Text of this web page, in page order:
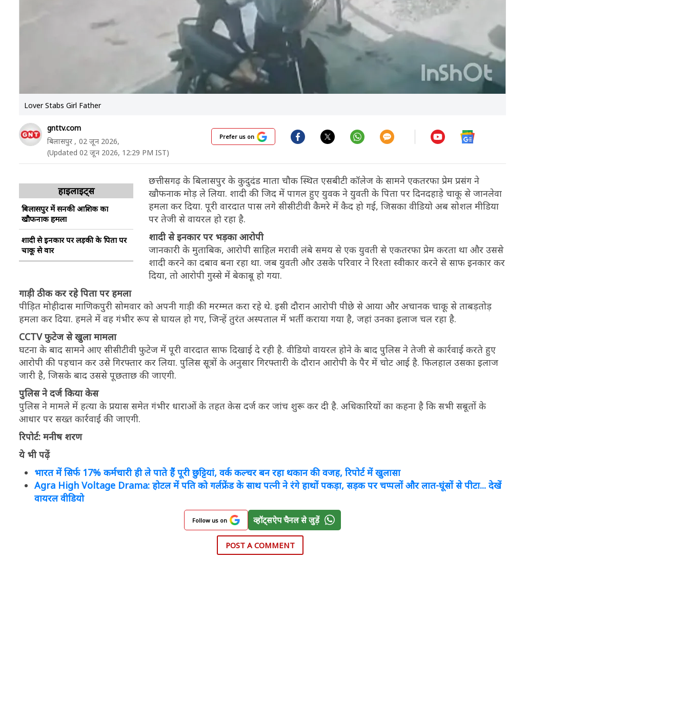
Lover Stabs Girl Father
gnttv.com
बिलासपुर , 02 जून 2026,
(Updated 02 जून 2026, 12:29 PM IST)
Prefer us on
हाइलाइट्स
बिलासपुर में सनकी आशिक का
खौफनाक हमला
शादी से इनकार पर लड़की के पिता पर
चाकू से वार
छत्तीसगढ़ के बिलासपुर के कुदुदंड माता चौक स्थित एसबीटी कॉलेज के सामने एकतरफा प्रेम प्रसंग ने
खौफनाक मोड़ ले लिया. शादी की जिद में पागल हुए युवक ने युवती के पिता पर दिनदहाड़े चाकू से जानलेवा
हमला कर दिया. पूरी वारदात पास लगे सीसीटीवी कैमरे में कैद हो गई, जिसका वीडियो अब सोशल मीडिया
पर तेजी से वायरल हो रहा है.
शादी से इनकार पर भड़का आरोपी
जानकारी के मुताबिक, आरोपी साहिल मरावी लंबे समय से एक युवती से एकतरफा प्रेम करता था और उससे
शादी करने का दबाव बना रहा था. जब युवती और उसके परिवार ने रिश्ता स्वीकार करने से साफ इनकार कर
दिया, तो आरोपी गुस्से में बेकाबू हो गया.
गाड़ी ठीक कर रहे पिता पर हमला
पीड़ित मोहीदास माणिकपुरी सोमवार को अपनी गाड़ी की मरम्मत करा रहे थे. इसी दौरान आरोपी पीछे से आया और अचानक चाकू से ताबड़तोड़
हमला कर दिया. हमले में वह गंभीर रूप से घायल हो गए, जिन्हें तुरंत अस्पताल में भर्ती कराया गया है, जहां उनका इलाज चल रहा है.
CCTV फुटेज से खुला मामला
घटना के बाद सामने आए सीसीटीवी फुटेज में पूरी वारदात साफ दिखाई दे रही है. वीडियो वायरल होने के बाद पुलिस ने तेजी से कार्रवाई करते हुए
आरोपी की पहचान कर उसे गिरफ्तार कर लिया. पुलिस सूत्रों के अनुसार गिरफ्तारी के दौरान आरोपी के पैर में चोट आई है. फिलहाल उसका इलाज
जारी है, जिसके बाद उससे पूछताछ की जाएगी.
पुलिस ने दर्ज किया केस
पुलिस ने मामले में हत्या के प्रयास समेत गंभीर धाराओं के तहत केस दर्ज कर जांच शुरू कर दी है. अधिकारियों का कहना है कि सभी सबूतों के
आधार पर सख्त कार्रवाई की जाएगी.
रिपोर्ट: मनीष शरण
ये भी पढ़ें
भारत में सिर्फ 17% कर्मचारी ही ले पाते हैं पूरी छुट्टियां, वर्क कल्चर बन रहा थकान की वजह, रिपोर्ट में खुलासा
Agra High Voltage Drama: होटल में पति को गर्लफ्रेंड के साथ पत्नी ने रंगे हाथों पकड़ा, सड़क पर चप्पलों और लात-घूंसों से पीटा... देखें
वायरल वीडियो
Follow us on व्हॉट्सऐप चैनल से जुड़ें
POST A COMMENT